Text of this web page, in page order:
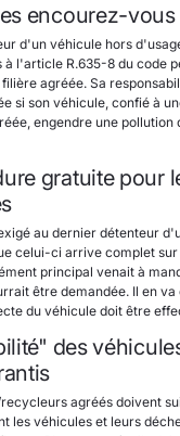
encourez-vous
d'un véhicule hors
à l'article R.635-8 du code
agréée. Sa
si son véhicule, confié à
engendre une pollution
gratuite pour
au dernier détenteur
celui-ci arrive complet sur
principal venait à
être demandée. Il en va
du véhicule doit être
des
agréés doivent
les véhicules et leurs